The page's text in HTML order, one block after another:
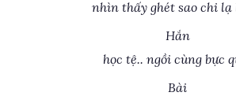
nhìn thấy ghét sao chi lạ
Hắn
học tệ.. ngồi cùng bực
Bài